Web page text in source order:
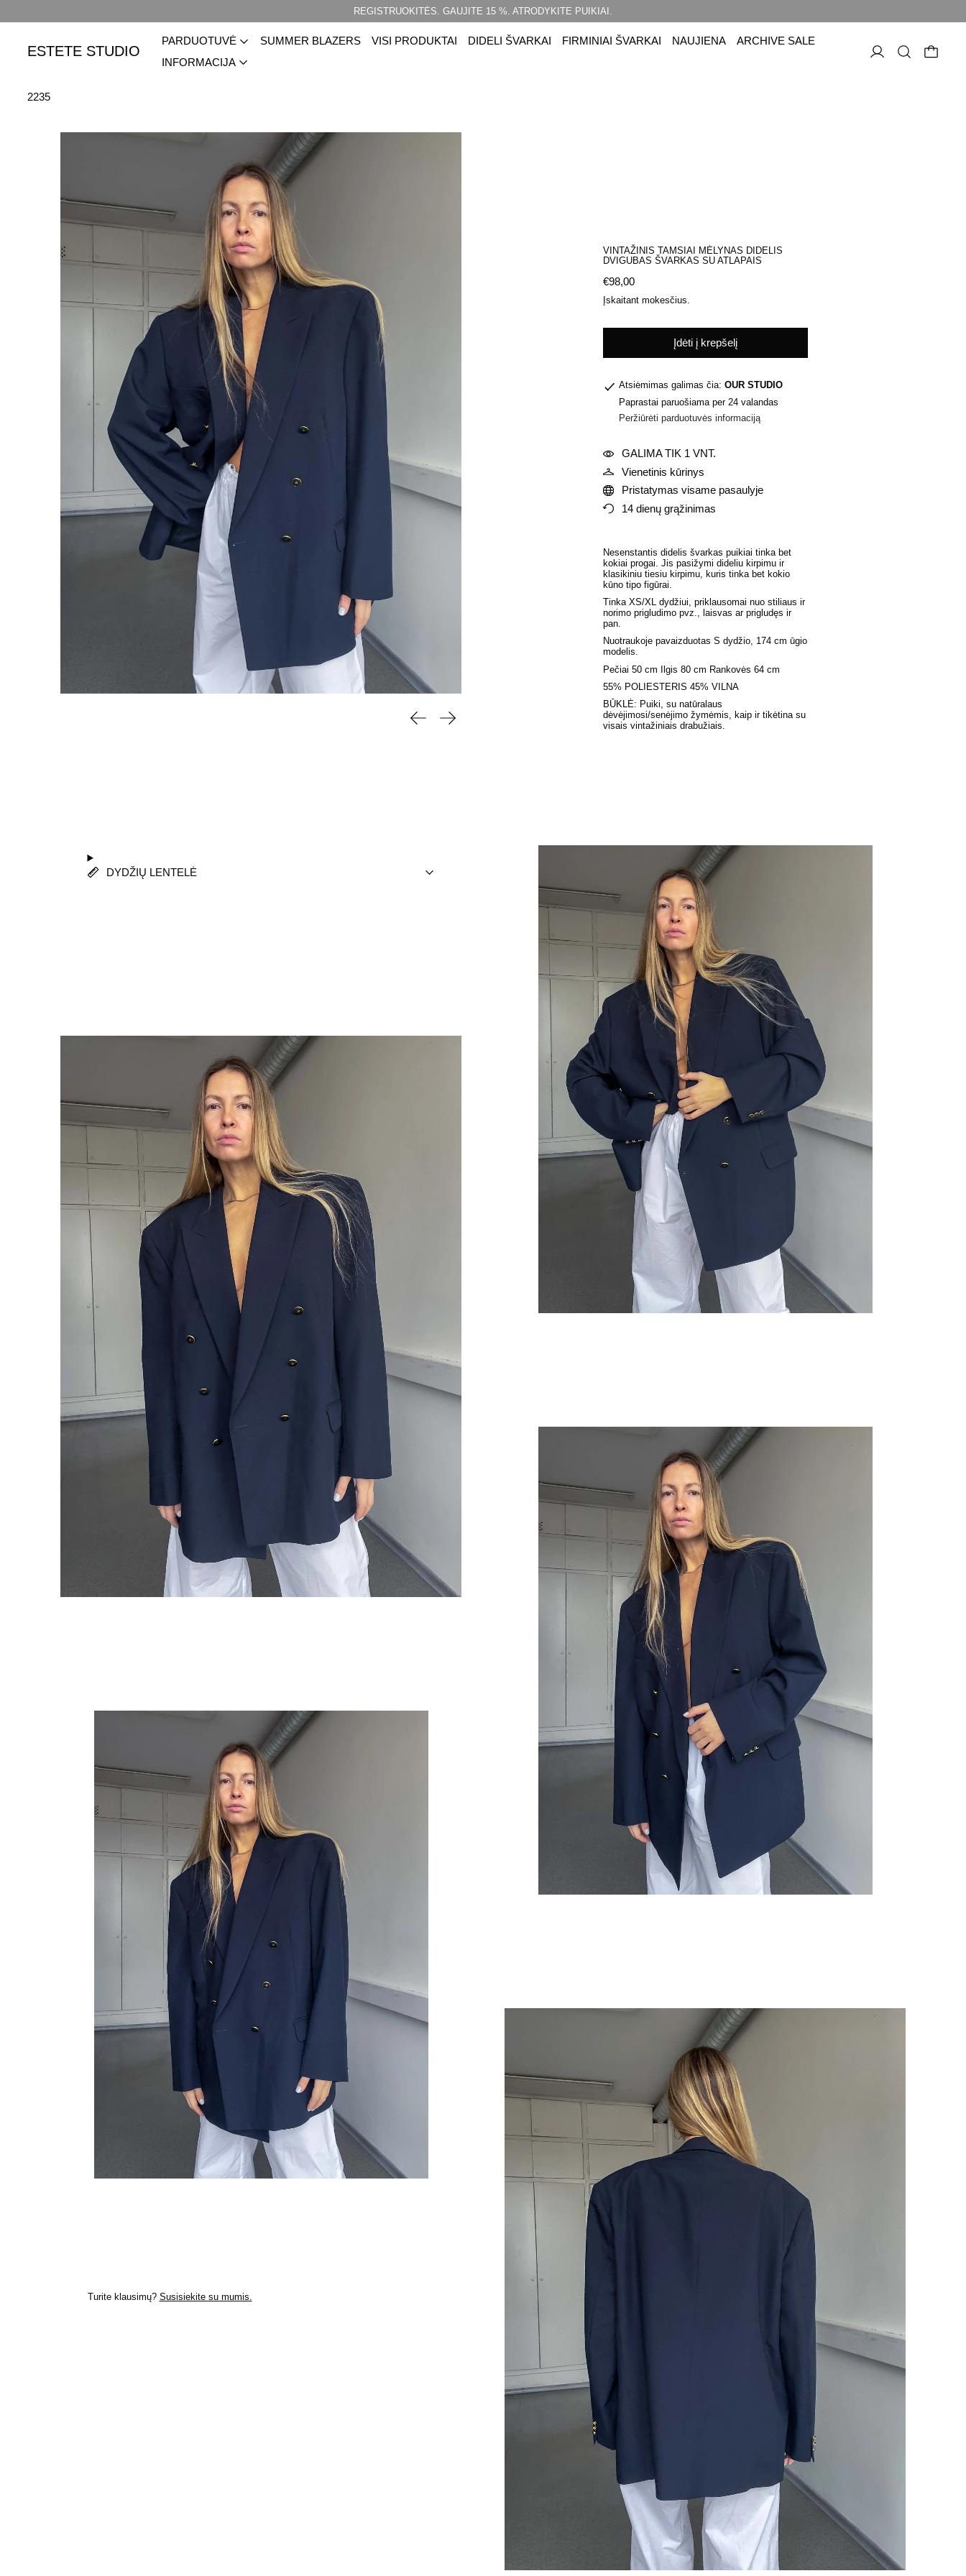
REGISTRUOKITĖS. GAUJITE 15 %. ATRODYKITE PUIKIAI.
PARDUOTUVĖ SUMMER BLAZERS VISI PRODUKTAI DIDELI ŠVARKAI FIRMINIAI ŠVARKAI NAUJIENA
ARCHIVE SALE
INFORMACIJA
ESTETE STUDIO
2235
Ankstesnė skaidrė
Kita skaidrė
DYDŽIŲ LENTELĖ
Turite klausimų? Susisiekite su mumis.
VINTAŽINIS TAMSIAI MĖLYNAS DIDELIS
DVIGUBAS ŠVARKAS SU ATLAPAIS
Įprasta kaina
€98,00
Įskaitant mokesčius.
Įdėti į krepšelį
Atsiėmimas galimas čia: OUR STUDIO
Paprastai paruošiama per 24 valandas
Peržiūrėti parduotuvės informaciją
GALIMA TIK 1 VNT.
Vienetinis kūrinys
Pristatymas visame pasaulyje
14 dienų grąžinimas
Nesenstantis didelis švarkas puikiai tinka bet
kokiai progai. Jis pasižymi dideliu kirpimu ir
klasikiniu tiesiu kirpimu, kuris tinka bet kokio
kūno tipo figūrai.
Tinka XS/XL dydžiui, priklausomai nuo stiliaus ir
norimo prigludimo pvz., laisvas ar prigludęs ir
pan.
Nuotraukoje pavaizduotas S dydžio, 174 cm ūgio
modelis.
Pečiai 50 cm Ilgis 80 cm Rankovės 64 cm
55% POLIESTERIS 45% VILNA
BŪKLĖ: Puiki, su natūralaus
dėvėjimosi/senėjimo žymėmis, kaip ir tikėtina su
visais vintažiniais drabužiais.